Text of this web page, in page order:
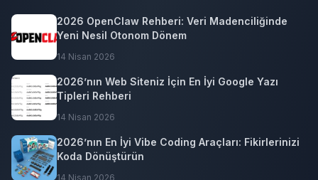
2026 OpenClaw Rehberi: Veri Madenciliğinde
Yeni Nesil Otonom Dönem
14 Nisan 2026
2026’nın Web Siteniz İçin En İyi Google Yazı
Tipleri Rehberi
14 Nisan 2026
2026’nın En İyi Vibe Coding Araçları: Fikirlerinizi
Koda Dönüştürün
14 Nisan 2026